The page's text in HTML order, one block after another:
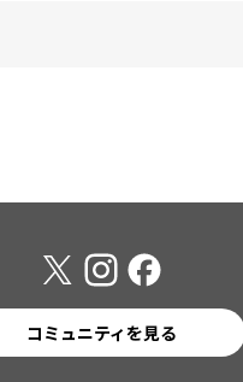
コミュニティを見る